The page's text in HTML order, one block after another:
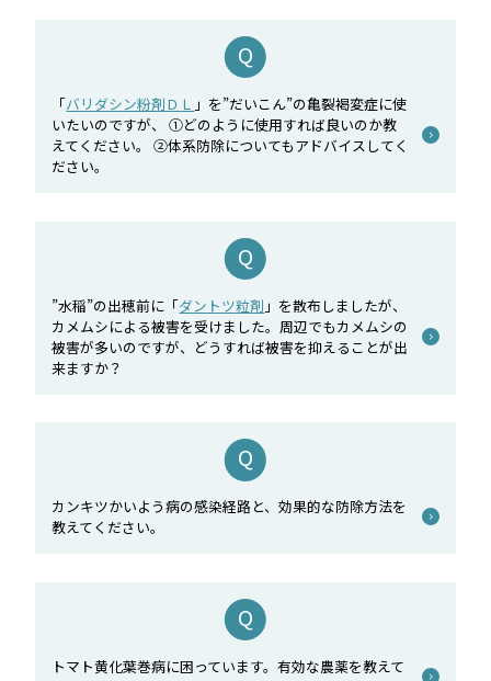
「バリダシン粉剤ＤＬ 」を”だいこん”の亀裂褐変症に使
いたいのですが、 ①どのように使用すれば良いのか教
えてください。 ②体系防除についてもアドバイスしてく
ださい。
”水稲”の出穂前に「ダントツ粒剤 」を散布しましたが、
カメムシによる被害を受けました。周辺でもカメムシの
被害が多いのですが、どうすれば被害を抑えることが出
来ますか？
カンキツかいよう病の感染経路と、効果的な防除方法を
教えてください。
トマト黄化葉巻病に困っています。有効な農薬を教えて